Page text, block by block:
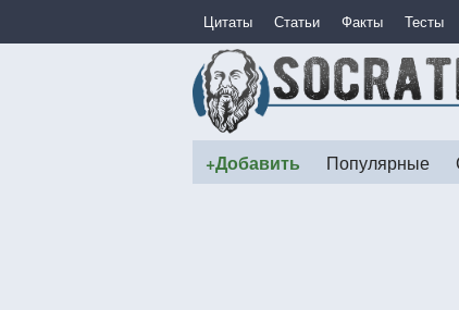
Цитаты Статьи Факты Тесты
+Добавить Популярные